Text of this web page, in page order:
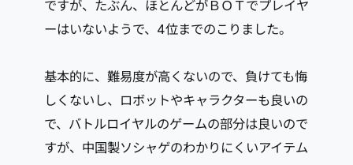
ですが、たぶん、ほとんどがＢＯＴでプレイヤ
ーはいないようで、4位までのこりました。
基本的に、難易度が高くないので、負けても悔
しくないし、ロボットやキャラクターも良いの
で、バトルロイヤルのゲームの部分は良いので
すが、中国製ソシャゲのわかりにくいアイテム